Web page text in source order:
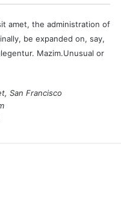
amet, the administration of
be expanded on, say,
Mazim.Unusual or
San Francisco